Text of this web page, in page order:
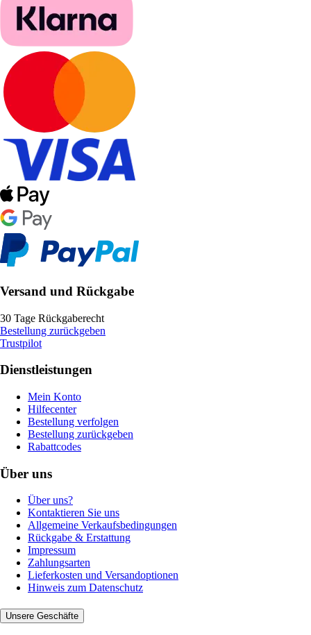
Versand und Rückgabe
30 Tage Rückgaberecht
Bestellung zurückgeben
Trustpilot
Dienstleistungen
Mein Konto
Hilfecenter
Bestellung verfolgen
Bestellung zurückgeben
Rabattcodes
Über uns
Über uns?
Kontaktieren Sie uns
Allgemeine Verkaufsbedingungen
Rückgabe & Erstattung
Impressum
Zahlungsarten
Lieferkosten und Versandoptionen
Hinweis zum Datenschutz
Unsere Geschäfte